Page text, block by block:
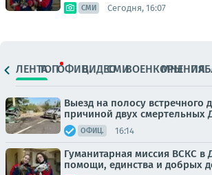
СМИ Сегодня, 16:07
ЛЕНТАТОПОФИЦ.ВИДЕОСМИВОЕНКОРЫМНЕНИЯ
Выезд на полосу встречного
причиной двух смертельных
ОФИЦ. 16:14
Гуманитарная миссия ВСКС в
помощи, единства и добрых